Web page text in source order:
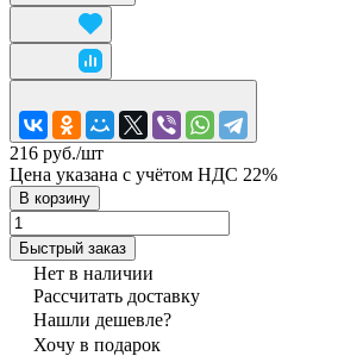
216 руб./шт
Цена указана с учётом НДС 22%
В корзину
Быстрый заказ
Нет в наличии
Рассчитать доставку
Нашли дешевле?
Хочу в подарок